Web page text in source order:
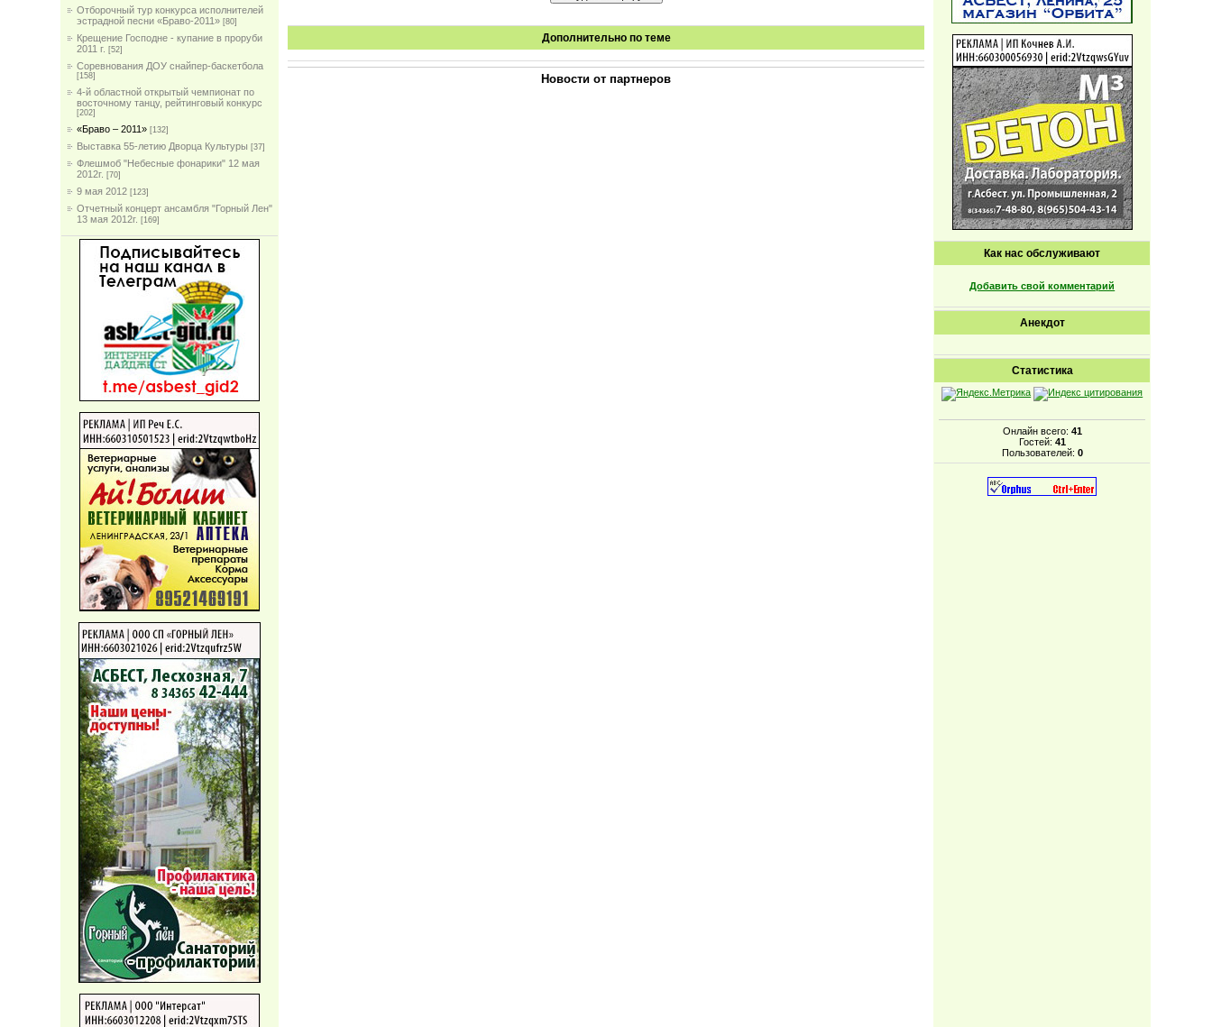
Отборочный тур конкурса исполнителей
эстрадной песни «Браво-2011» [80]
Крещение Господне - купание в проруби
2011 г. [52]
Соревнования ДОУ снайпер-баскетбола
[158]
4-й областной открытый чемпионат по
восточному танцу, рейтинговый конкурс
[202]
«Браво – 2011» [132]
Выставка 55-летию Дворца Культуры [37]
Флешмоб "Небесные фонарики" 12 мая
2012г. [70]
9 мая 2012 [123]
Отчетный концерт ансамбля "Горный Лен"
13 мая 2012г. [169]
Дополнительно по теме
Новости от партнеров
Как нас обслуживают
Добавить свой комментарий
Анекдот
Статистика
Онлайн всего: 41
Гостей: 41
Пользователей: 0